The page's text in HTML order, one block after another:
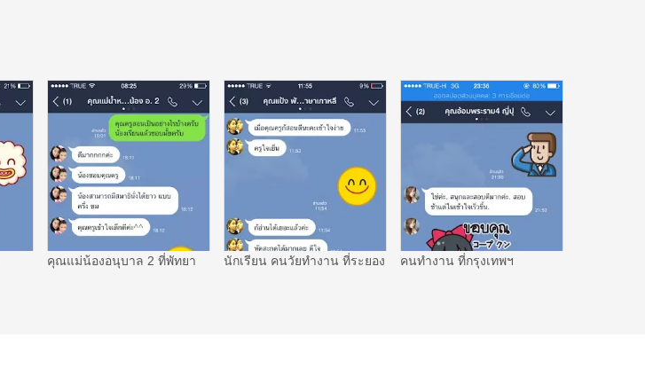
คุณแม่น้องอนุบาล 2 ที่พัทยา นักเรียน คนวัยทำงาน ที่ระยอง คนทำงาน ที่กรุงเทพฯ